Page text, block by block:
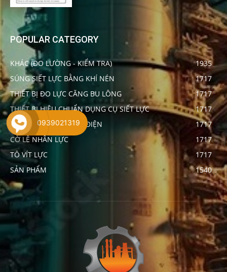
POPULAR CATEGORY
KHÁC (ĐO LƯỜNG - KIỂM TRA)
1935
SÚNG SIẾT LỰC BẰNG KHÍ NÉN
1717
THIẾT BỊ ĐO LỰC CĂNG BU LÔNG
1717
THIẾT BỊ HIỆU CHUẨN DỤNG CỤ SIẾT LỰC
1717
SÚNG SIẾT LỰC BẰNG ĐIỆN
1717
CỜ LÊ NHÂN LỰC
1717
TÔ VÍT LỰC
1717
SẢN PHẨM
1540
0939021319